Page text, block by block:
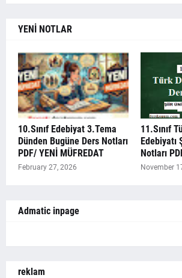
YENİ NOTLAR
10.Sınıf Edebiyat 3.Tema
Dünden Bugüne Ders Notları
PDF/ YENİ MÜFREDAT
February 27, 2026
11.Sınıf
Edebiyatı
Notları
November
Admatic inpage
reklam